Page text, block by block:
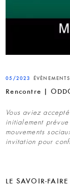
05/2023 ÉVÈNEMENTS
Rencontre |
Vous aviez
initialement
mouvements
invitation pour
LE SAVOIR-